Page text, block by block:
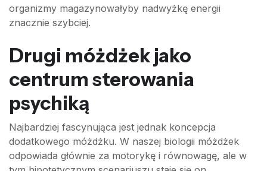
organizmy magazynowałyby nadwyżkę energii
znacznie szybciej.
Drugi móżdżek jako
centrum sterowania
psychiką
Najbardziej fascynująca jest jednak koncepcja
dodatkowego móżdżku. W naszej biologii móżdżek
odpowiada głównie za motorykę i równowagę, ale w